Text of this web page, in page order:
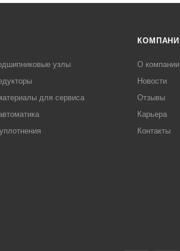
узлы
для сервиса
О компании
Новости
Отзывы
Карьера
Контакты